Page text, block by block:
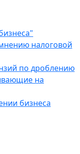
налоговой
по дроблению
на
бизнеса